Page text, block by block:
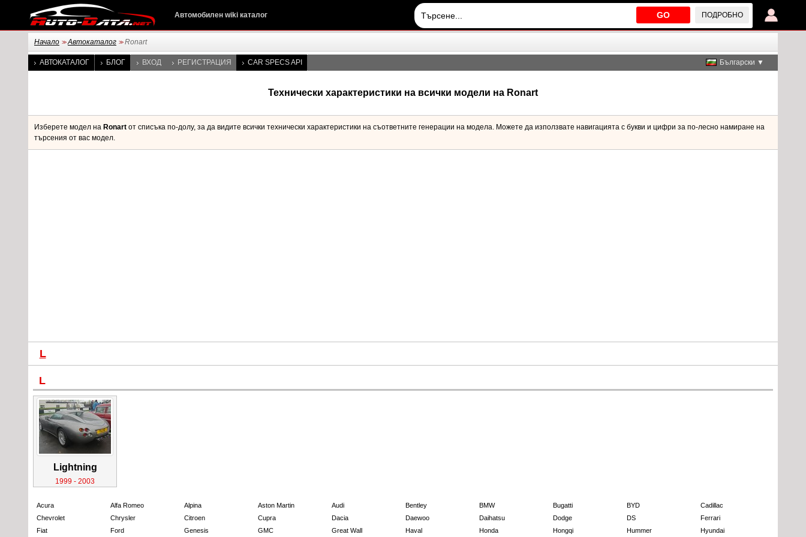
GO ПОДРОБНО
Автомобилен wiki каталог
Начало >> Автокаталог >> Ronart
АВТОКАТАЛОГ БЛОГ ВХОД РЕГИСТРАЦИЯ CAR SPECS API Български ▼
Технически характеристики на всички модели на Ronart
Изберете модел на Ronart от списъка по-долу, за да видите всички технически характеристики на съответните генерации на модела. Можете да използвате навигацията с букви и цифри за по-лесно намиране на
търсения от вас модел.
L
L
Lightning
1999 - 2003
Acura Alfa Romeo Alpina Aston Martin Audi Bentley BMW Bugatti BYD
Cadillac
Chevrolet
Chrysler Citroen Cupra Dacia Daewoo Daihatsu Dodge DS
Ferrari
Fiat
Ford Genesis GMC Great Wall Haval Honda Hongqi Hummer Hyundai